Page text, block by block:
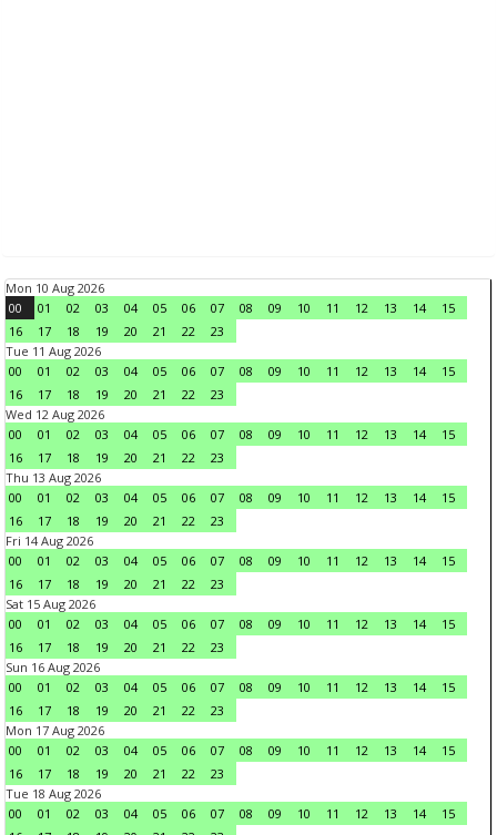
Mon 10 Aug 2026
00
01 02 03 04 05 06 07 08 09 10 11 12 13 14
15
16
17 18 19 20 21 22
23
Tue 11 Aug 2026
00
01 02 03 04 05 06 07 08 09 10 11 12 13 14
15
16
17 18 19 20 21 22
23
Wed 12 Aug 2026
00
01 02 03 04 05 06 07 08 09 10 11 12 13 14
15
16
17 18 19 20 21 22
23
Thu 13 Aug 2026
00
01 02 03 04 05 06 07 08 09 10 11 12 13 14
15
16
17 18 19 20 21 22
23
Fri 14 Aug 2026
00
01 02 03 04 05 06 07 08 09 10 11 12 13 14
15
16
17 18 19 20 21 22
23
Sat 15 Aug 2026
00
01 02 03 04 05 06 07 08 09 10 11 12 13 14
15
16
17 18 19 20 21 22
23
Sun 16 Aug 2026
00
01 02 03 04 05 06 07 08 09 10 11 12 13 14
15
16
17 18 19 20 21 22
23
Mon 17 Aug 2026
00
01 02 03 04 05 06 07 08 09 10 11 12 13 14
15
16
17 18 19 20 21 22
23
Tue 18 Aug 2026
00
01 02 03 04 05 06 07 08 09 10 11 12 13 14
15